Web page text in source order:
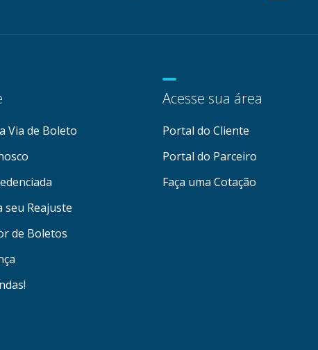
Via de Boleto
seu Reajuste
de Boletos
Acesse sua área
Portal do Cliente
Portal do Parceiro
Faça uma Cotação